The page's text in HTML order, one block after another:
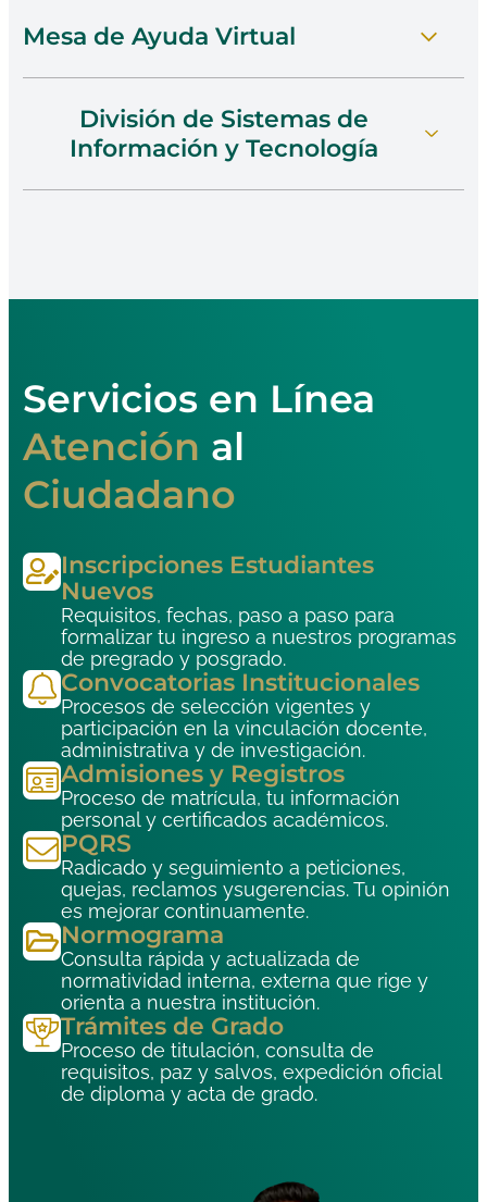
Acceder Al Observatorio
Mesa de Ayuda Virtual
Ver La Mesa De Ayuda
División de Sistemas de
Información y Tecnología
Servicios en Línea
Atención al
Ciudadano
Inscripciones Estudiantes
Nuevos
Requisitos, fechas, paso a paso para
formalizar tu ingreso a nuestros programas
de pregrado y posgrado.
Convocatorias Institucionales
Procesos de selección vigentes y
participación en la vinculación docente,
administrativa y de investigación.
Admisiones y Registros
Proceso de matrícula, tu información
personal y certificados académicos.
PQRS
Radicado y seguimiento a peticiones,
quejas, reclamos ysugerencias. Tu opinión
es mejorar continuamente.
Normograma
Consulta rápida y actualizada de
normatividad interna, externa que rige y
orienta a nuestra institución.
Trámites de Grado
Proceso de titulación, consulta de
requisitos, paz y salvos, expedición oficial
de diploma y acta de grado.